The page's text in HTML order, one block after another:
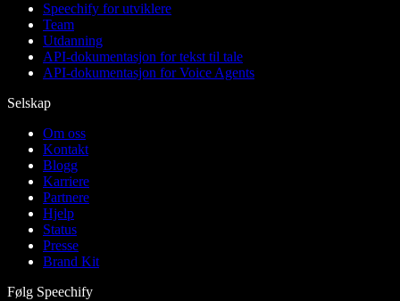
Speechify for utviklere
Team
Utdanning
API-dokumentasjon for tekst til tale
API-dokumentasjon for Voice Agents
Selskap
Om oss
Kontakt
Blogg
Karriere
Partnere
Hjelp
Status
Presse
Brand Kit
Følg Speechify